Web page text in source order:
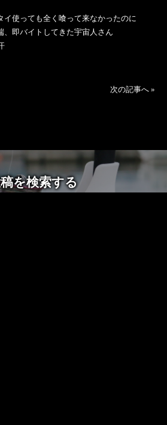
イ使っても全く喰って来なかったのに
、即バイトしてきた宇宙人さん
次の記事へ »
を検索する